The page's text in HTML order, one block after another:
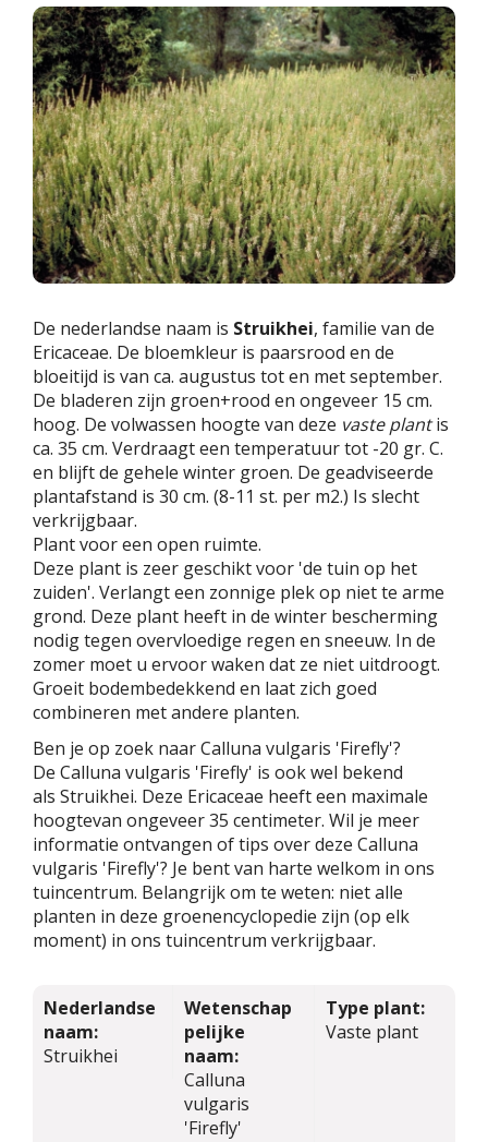
De nederlandse naam is Struikhei, familie van de
Ericaceae. De bloemkleur is paarsrood en de
bloeitijd is van ca. augustus tot en met september.
De bladeren zijn groen+rood en ongeveer 15 cm.
hoog. De volwassen hoogte van deze vaste plantis
ca. 35 cm. Verdraagt een temperatuur tot -20 gr. C.
en blijft de gehele winter groen. De geadviseerde
plantafstand is 30 cm. (8-11 st. per m2.) Is slecht
verkrijgbaar.
Plant voor een open ruimte.
Deze plant is zeer geschikt voor 'de tuin op het
zuiden'. Verlangt een zonnige plek op niet te arme
grond. Deze plant heeft in de winter bescherming
nodig tegen overvloedige regen en sneeuw. In de
zomer moet u ervoor waken dat ze niet uitdroogt.
Groeit bodembedekkend en laat zich goed
combineren met andere planten.
Ben je op zoek naar Calluna vulgaris 'Firefly'?
De Calluna vulgaris 'Firefly' is ook wel bekend
als Struikhei. Deze Ericaceae heeft een maximale
hoogtevan ongeveer 35 centimeter. Wil je meer
informatie ontvangen of tips over deze Calluna
vulgaris 'Firefly'? Je bent van harte welkom in ons
tuincentrum. Belangrijk om te weten: niet alle
planten in deze groenencyclopedie zijn (op elk
moment) in ons tuincentrum verkrijgbaar.
Nederlandse
naam:
Struikhei
Wetenschap
pelijke
naam:
Calluna
vulgaris
'Firefly'
Type plant:
Vaste plant